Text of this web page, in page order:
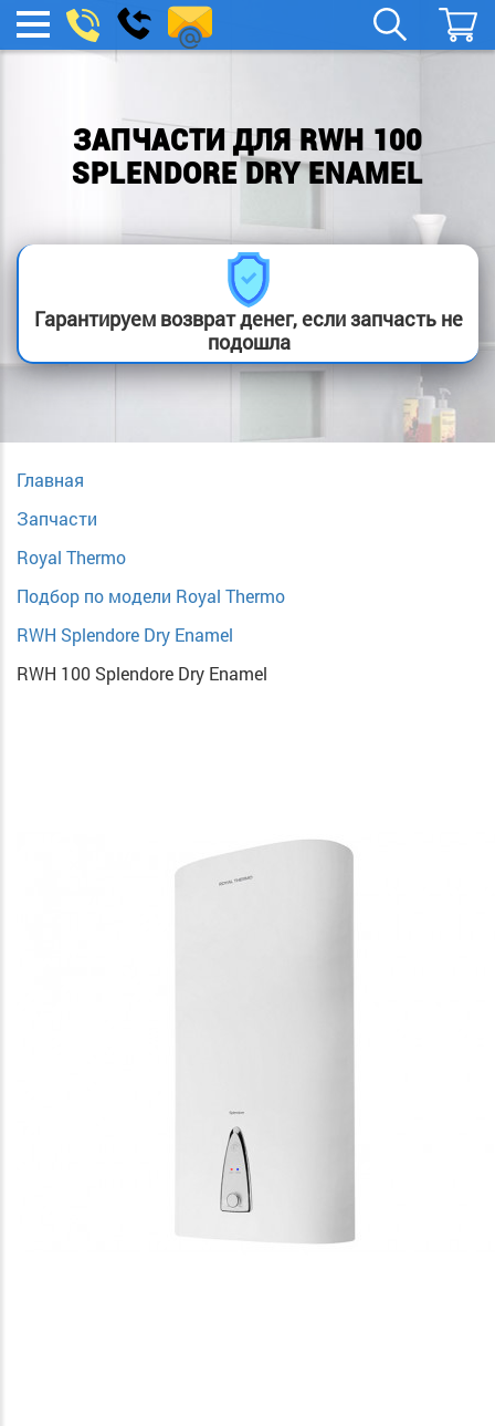
МЕНЮ
boylera@yandex.ru
Заказать
звонок
ЗАПЧАСТИ ДЛЯ RWH 100
SPLENDORE DRY ENAMEL
Гарантируем возврат денег, если запчасть не
подошла
Главная
Запчасти
Royal Thermo
Подбор по модели Royal Thermo
RWH Splendore Dry Enamel
RWH 100 Splendore Dry Enamel